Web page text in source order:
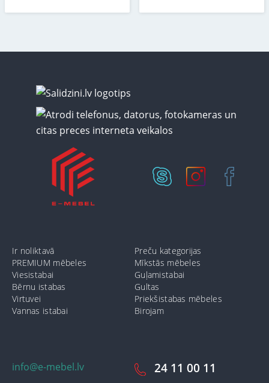
info@e-mebel.lv 24 11 00 11
Ir noliktavā
Preču kategorijas
PREMIUM mēbeles
Mīkstās mēbeles
Viesistabai
Guļamistabai
Bērnu istabas
Gultas
Virtuvei
Priekšistabas mēbeles
Vannas istabai
Birojam